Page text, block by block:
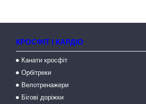
КРОСФІТ І КАРДІО
Канати кросфіт
Орбітреки
Велотренажери
Бігові доріжки